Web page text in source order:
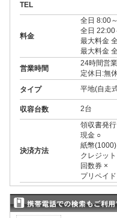
TEL
料金
全日 8:00
全日
最大料金
最大料金
営業時間
24時間営業
定休日:無
タイプ
平地(自走
収容台数 2台
決済方法
領収書発
現金 ○
紙幣(1000)
クレジッ
回数券 ×
プリペイ
制限事項
3ナンバー
RV ○
1BOX ○